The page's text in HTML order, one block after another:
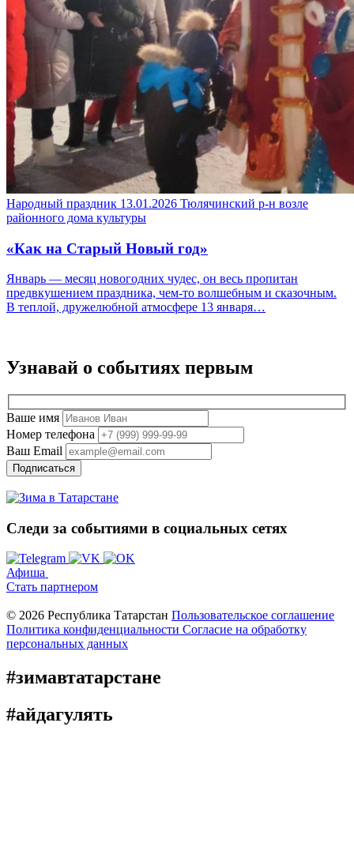
Народный праздник 13.01.2026 Тюлячинский р-н возле
районного дома культуры
«Как на Старый Новый год»
Январь — месяц новогодних чудес, он весь пропитан
предвкушением праздника, чем-то волшебным и сказочным.
В теплой, дружелюбной атмосфере 13 января…
Узнавай о событиях первым
Ваше имя
Номер телефона
Ваш Email
Подписаться
Следи за событиями в социальных сетях
Афиша
Стать партнером
© 2026 Республика Татарстан Пользовательское соглашение
Политика конфиденциальности Cогласие на обработку
персональных данных
#зимавтатарстане
#айдагулять